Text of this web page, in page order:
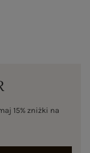
15% zniżki na